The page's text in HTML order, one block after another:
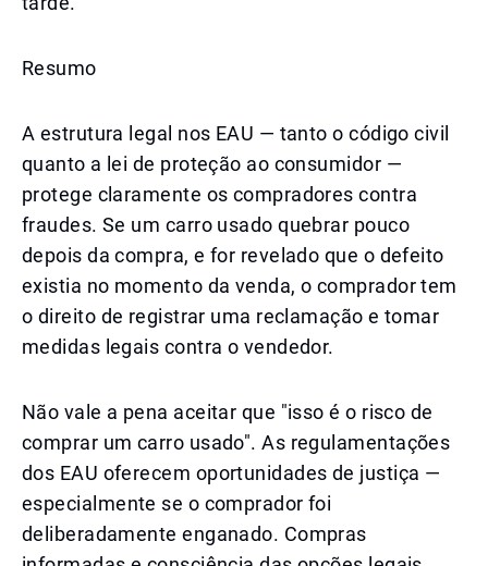
Resumo
A estrutura legal nos EAU — tanto o código civil
quanto a lei de proteção ao consumidor —
protege claramente os compradores contra
fraudes. Se um carro usado quebrar pouco
depois da compra, e for revelado que o defeito
existia no momento da venda, o comprador tem
o direito de registrar uma reclamação e tomar
medidas legais contra o vendedor.
Não vale a pena aceitar que "isso é o risco de
comprar um carro usado". As regulamentações
dos EAU oferecem oportunidades de justiça —
especialmente se o comprador foi
deliberadamente enganado. Compras